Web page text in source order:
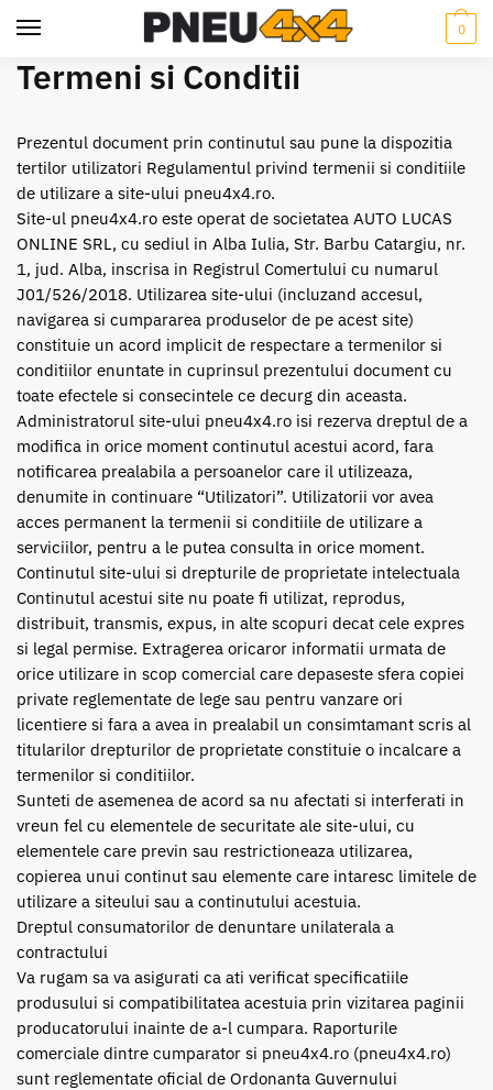
navigation
content
0
Termeni si Conditii
Prezentul document prin continutul sau pune la dispozitia
tertilor utilizatori Regulamentul privind termenii si conditiile
de utilizare a site-ului pneu4x4.ro.
Site-ul pneu4x4.ro este operat de societatea AUTO LUCAS
ONLINE SRL, cu sediul in Alba Iulia, Str. Barbu Catargiu, nr.
1, jud. Alba, inscrisa in Registrul Comertului cu numarul
J01/526/2018. Utilizarea site-ului (incluzand accesul,
navigarea si cumpararea produselor de pe acest site)
constituie un acord implicit de respectare a termenilor si
conditiilor enuntate in cuprinsul prezentului document cu
toate efectele si consecintele ce decurg din aceasta.
Administratorul site-ului pneu4x4.ro isi rezerva dreptul de a
modifica in orice moment continutul acestui acord, fara
notificarea prealabila a persoanelor care il utilizeaza,
denumite in continuare “Utilizatori”. Utilizatorii vor avea
acces permanent la termenii si conditiile de utilizare a
serviciilor, pentru a le putea consulta in orice moment.
Continutul site-ului si drepturile de proprietate intelectuala
Continutul acestui site nu poate fi utilizat, reprodus,
distribuit, transmis, expus, in alte scopuri decat cele expres
si legal permise. Extragerea oricaror informatii urmata de
orice utilizare in scop comercial care depaseste sfera copiei
private reglementate de lege sau pentru vanzare ori
licentiere si fara a avea in prealabil un consimtamant scris al
titularilor drepturilor de proprietate constituie o incalcare a
termenilor si conditiilor.
Sunteti de asemenea de acord sa nu afectati si interferati in
vreun fel cu elementele de securitate ale site-ului, cu
elementele care previn sau restrictioneaza utilizarea,
copierea unui continut sau elemente care intaresc limitele de
utilizare a siteului sau a continutului acestuia.
Dreptul consumatorilor de denuntare unilaterala a
contractului
Va rugam sa va asigurati ca ati verificat specificatiile
produsului si compatibilitatea acestuia prin vizitarea paginii
producatorului inainte de a-l cumpara. Raporturile
comerciale dintre cumparator si pneu4x4.ro (pneu4x4.ro)
sunt reglementate oficial de Ordonanta Guvernului